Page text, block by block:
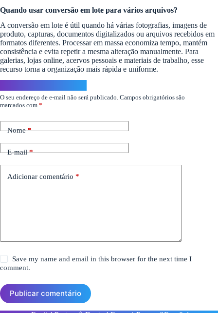
Quando usar conversão em lote para vários arquivos?
A conversão em lote é útil quando há várias fotografias, imagens de
produto, capturas, documentos digitalizados ou arquivos recebidos em
formatos diferentes. Processar em massa economiza tempo, mantém
consistência e evita repetir a mesma alteração manualmente. Para
galerias, lojas online, acervos pessoais e materiais de trabalho, esse
recurso torna a organização mais rápida e uniforme.
O seu endereço de e-mail não será publicado. Campos obrigatórios são
marcados com *
Nome*
E-mail*
Adicionar comentário *
Save my name and email in this browser for the next time I
comment.
Publicar comentário